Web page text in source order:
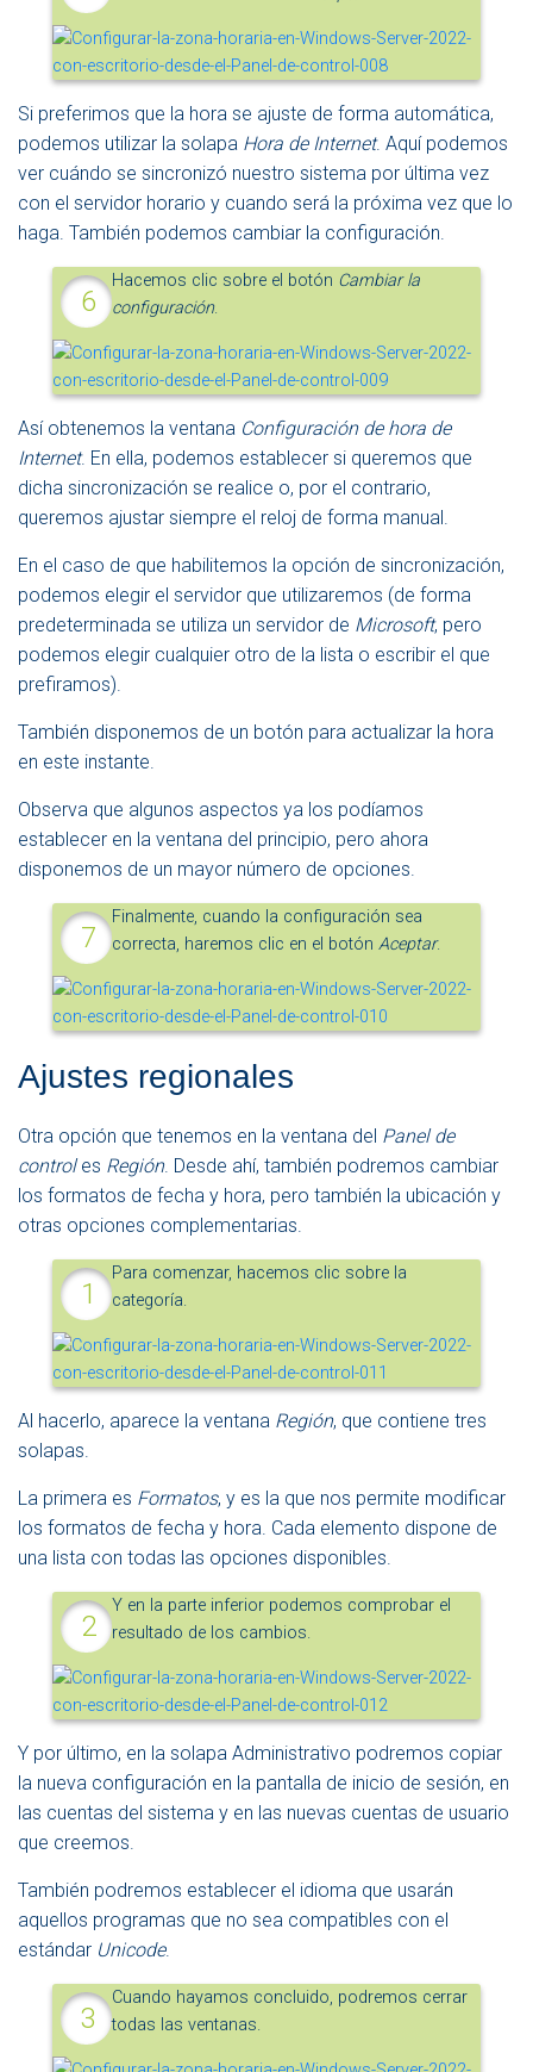
Si preferimos que la hora se ajuste de forma automática,
podemos utilizar la solapa Hora de Internet. Aquí podemos
ver cuándo se sincronizó nuestro sistema por última vez
con el servidor horario y cuando será la próxima vez que lo
haga. También podemos cambiar la configuración.
Hacemos clic sobre el botón Cambiar la
configuración.
Así obtenemos la ventana Configuración de hora de
Internet. En ella, podemos establecer si queremos que
dicha sincronización se realice o, por el contrario,
queremos ajustar siempre el reloj de forma manual.
En el caso de que habilitemos la opción de sincronización,
podemos elegir el servidor que utilizaremos (de forma
predeterminada se utiliza un servidor de Microsoft, pero
podemos elegir cualquier otro de la lista o escribir el que
prefiramos).
También disponemos de un botón para actualizar la hora
en este instante.
Observa que algunos aspectos ya los podíamos
establecer en la ventana del principio, pero ahora
disponemos de un mayor número de opciones.
Finalmente, cuando la configuración sea
correcta, haremos clic en el botónAceptar.
Ajustes regionales
Otra opción que tenemos en la ventana del Panel de
controles Región. Desde ahí, también podremos cambiar
los formatos de fecha y hora, pero también la ubicación y
otras opciones complementarias.
Para comenzar, hacemos clic sobre la
categoría.
Al hacerlo, aparece la ventana Región, que contiene tres
solapas.
La primera es Formatos, y es la que nos permite modificar
los formatos de fecha y hora. Cada elemento dispone de
una lista con todas las opciones disponibles.
Y en la parte inferior podemos comprobar el
resultado de los cambios.
Y por último, en la solapa Administrativo podremos copiar
la nueva configuración en la pantalla de inicio de sesión, en
las cuentas del sistema y en las nuevas cuentas de usuario
que creemos.
También podremos establecer el idioma que usarán
aquellos programas que no sea compatibles con el
estándar Unicode.
Cuando hayamos concluido, podremos cerrar
todas las ventanas.